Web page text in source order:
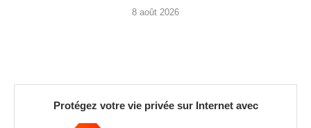
8 août 2026
Protégez votre vie privée sur Internet avec